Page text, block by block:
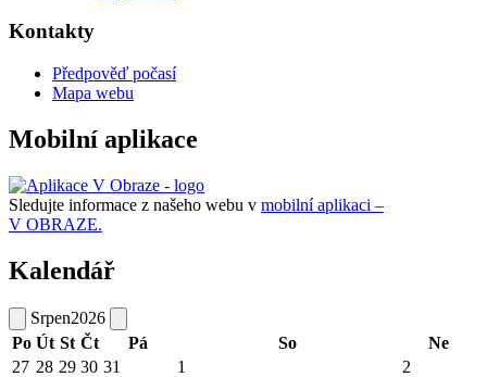
Kontakty
Předpověď počasí
Mapa webu
Mobilní aplikace
Sledujte informace z našeho webu v mobilní aplikaci –
V OBRAZE.
Kalendář
Srpen2026
Po Út St Čt Pá So
Ne
27 28 29 30 31 1 2